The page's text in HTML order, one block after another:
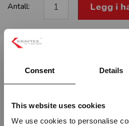
Consent Details
This website uses cookies
We use cookies to personalise
Antall: Legg i
BRUK HJELM I DETTE OM - GUL
Fareskilt med symbol og tekst
Standard: ISO 7010
For å gjøre endringer på